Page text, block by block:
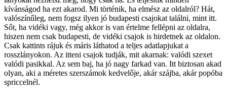
kívánságod ha ezt akarod. Mi történik, ha elmész az oldalról? Hát,
valószínűleg, nem fogsz ilyen jó budapesti csajokat találni, mint itt.
Sőt, ha vidéki vagy, még akkor is van értelme fellépni az oldalra,
hiszen nem csak budapesti, de vidéki csajok is hirdetnek az oldalon.
Csak kattints rájuk és máris láthatod a teljes adatlapjukat a
rosszlányokon. Az itteni csajok tudják, mit akarnak: valódi szexet
valódi pasikkal. Az sem baj, ha jó nagy farkad van. Itt biztosan akad
olyan, aki a méretes szerszámok kedvelője, akár szájba, akár popóba
spriccelnél.